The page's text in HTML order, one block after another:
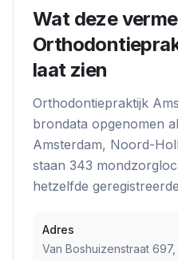
Wat deze
laat zien
Orthodontiepraktijk
brondata opgenomen
Amsterdam, Noord-
staan 343
hetzelfde
Adres
Van Boshuizenstraat